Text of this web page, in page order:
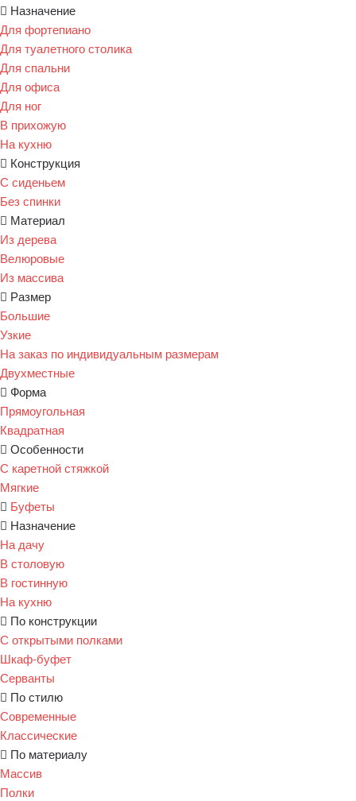
Назначение
Для фортепиано
Для туалетного столика
Для спальни
Для офиса
Для ног
В прихожую
На кухню
Конструкция
С сиденьем
Без спинки
Материал
Из дерева
Велюровые
Из массива
Размер
Большие
Узкие
На заказ по индивидуальным размерам
Двухместные
Форма
Прямоугольная
Квадратная
Особенности
С каретной стяжкой
Мягкие
Буфеты
Назначение
На дачу
В столовую
В гостинную
На кухню
По конструкции
С открытыми полками
Шкаф-буфет
Серванты
По стилю
Современные
Классические
По материалу
Массив
Полки